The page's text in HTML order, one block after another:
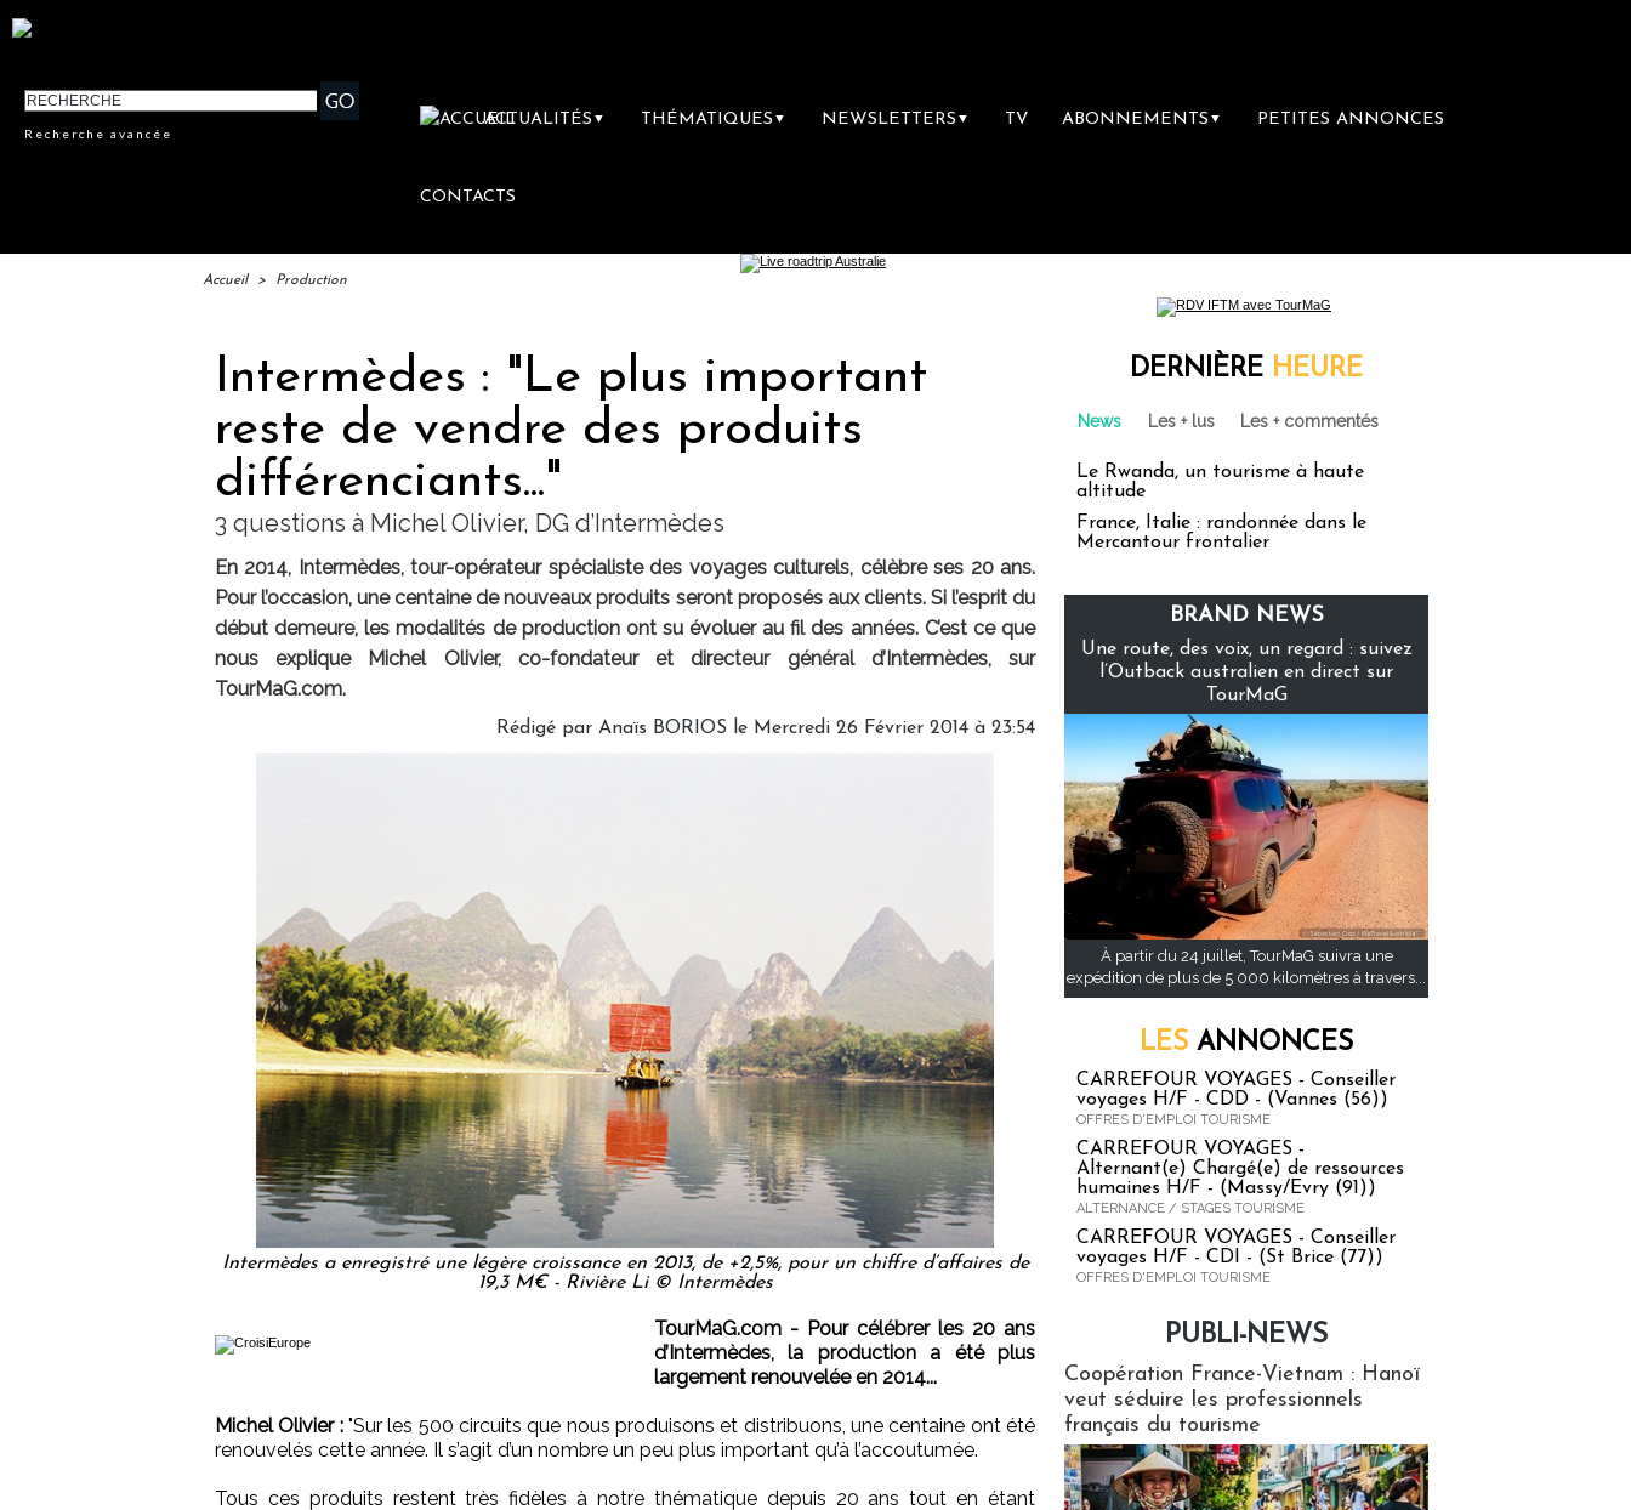
Recherche avancée
ACTUALITÉS ▼ THÉMATIQUES ▼ NEWSLETTERS ▼ TV ABONNEMENTS ▼ PETITES ANNONCES
CONTACTS
Accueil > Production
Intermèdes : "Le plus important
reste de vendre des produits
différenciants..."
3 questions à Michel Olivier, DG d’Intermèdes
En 2014, Intermèdes, tour-opérateur spécialiste des voyages culturels, célèbre ses 20 ans.
Pour l’occasion, une centaine de nouveaux produits seront proposés aux clients. Si l’esprit du
début demeure, les modalités de production ont su évoluer au fil des années. C’est ce que
nous explique Michel Olivier, co-fondateur et directeur général d’Intermèdes, sur
TourMaG.com.
Rédigé par Anaïs BORIOS le Mercredi 26 Février 2014 à 23:54
Intermèdes a enregistré une légère croissance en 2013, de +2,5%, pour un chiffre d’affaires de
19,3 M€ - Rivière Li © Intermèdes
TourMaG.com - Pour célébrer les 20 ans
d’Intermèdes, la production a été plus
largement renouvelée en 2014...
Michel Olivier :"Sur les 500 circuits que nous produisons et distribuons, une centaine ont été
renouvelés cette année. Il s’agit d’un nombre un peu plus important qu’à l’accoutumée.
Tous ces produits restent très fidèles à notre thématique depuis 20 ans tout en étant
DERNIÈRE HEURE
News Les + lus Les + commentés
Le Rwanda, un tourisme à haute
altitude
France, Italie : randonnée dans le
Mercantour frontalier
BRAND NEWS
Une route, des voix, un regard : suivez
l’Outback australien en direct sur
TourMaG
À partir du 24 juillet, TourMaG suivra une
expédition de plus de 5 000 kilomètres à travers...
LES ANNONCES
CARREFOUR VOYAGES - Conseiller
voyages H/F - CDD - (Vannes (56))
OFFRES D'EMPLOI TOURISME
CARREFOUR VOYAGES -
Alternant(e) Chargé(e) de ressources
humaines H/F - (Massy/Evry (91))
ALTERNANCE / STAGES TOURISME
CARREFOUR VOYAGES - Conseiller
voyages H/F - CDI - (St Brice (77))
OFFRES D'EMPLOI TOURISME
PUBLI-NEWS
Coopération France-Vietnam : Hanoï
veut séduire les professionnels
français du tourisme